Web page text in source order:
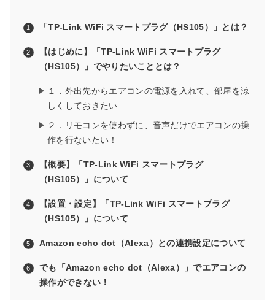
「TP-Link WiFi スマートプラグ（HS105）」とは？
【はじめに】「TP-Link WiFi スマートプラグ
（HS105）」でやりたいこととは？
１．外出先からエアコンの電源を入れて、部屋を涼
しくしておきたい
２．リモコンを使わずに、音声だけでエアコンの操
作を行ないたい！
【概要】「TP-Link WiFi スマートプラグ
（HS105）」について
【設置・設定】「TP-Link WiFi スマートプラグ
（HS105）」について
Amazon echo dot（Alexa）との連携設定について
でも「Amazon echo dot（Alexa）」でエアコンの
操作ができない！